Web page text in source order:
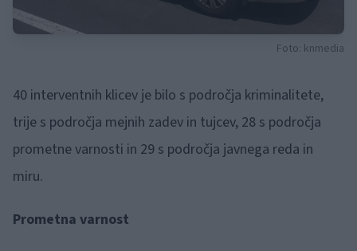
Foto: knmedia
40 interventnih klicev je bilo s področja kriminalitete,
trije s področja mejnih zadev in tujcev, 28 s področja
prometne varnosti in 29 s področja javnega reda in
miru.
Prometna varnost